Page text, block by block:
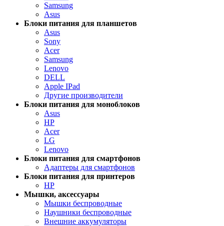
Samsung
Asus
Блоки питания для планшетов
Asus
Sony
Acer
Samsung
Lenovo
DELL
Apple IPad
Другие производители
Блоки питания для моноблоков
Asus
HP
Acer
LG
Lenovo
Блоки питания для смартфонов
Адаптеры для смартфонов
Блоки питания для принтеров
HP
Мышки, аксессуары
Мышки беспроводные
Наушники беспроводные
Внешние аккумуляторы